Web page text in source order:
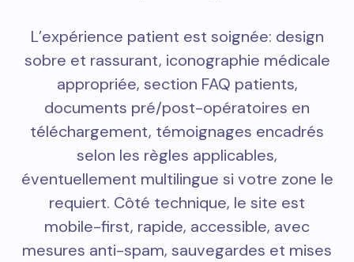
L’expérience patient est soignée: design
sobre et rassurant, iconographie médicale
appropriée, section FAQ patients,
documents pré/post-opératoires en
téléchargement, témoignages encadrés
selon les règles applicables,
éventuellement multilingue si votre zone le
requiert. Côté technique, le site est
mobile-first, rapide, accessible, avec
mesures anti-spam, sauvegardes et mises